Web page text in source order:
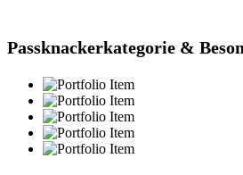
Passknackerkategorie &